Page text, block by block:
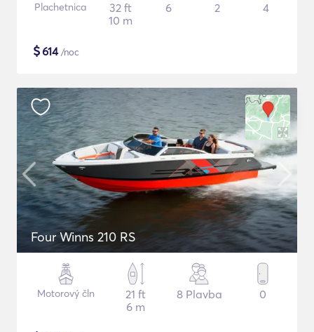
Plachetnica
32 ft
10 m
6 2 4
$614/noc
Four Winns 210 RS
Motorový čln
21 ft
6 m
8 Plavba 0